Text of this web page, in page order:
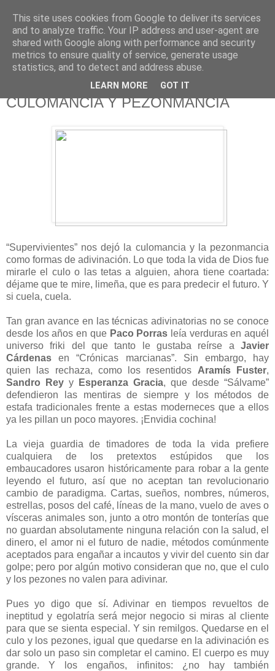
625 RANAS
LA TELEVISIÓN DESDE EL PUNTO DE VISTA BATRACIO
CULOMANCIA Y PEZONMANCIA
“Supervivientes” nos dejó la culomancia y la pezonmancia
como formas de adivinación. Lo que toda la vida de Dios fue
mirarle el culo o las tetas a alguien, ahora tiene coartada:
déjame que te mire, limeña, que es para predecir el futuro. Y
si cuela, cuela.
Tan gran avance en las técnicas adivinatorias no se conoce
desde los años en que Paco Porras leía verduras en aquél
universo friki del que tanto le gustaba reírse a Javier
Cárdenas en “Crónicas marcianas”. Sin embargo, hay
quien las rechaza, como los resentidos Aramís Fuster,
Sandro Rey y Esperanza Gracia, que desde “Sálvame”
defendieron las mentiras de siempre y los métodos de
estafa tradicionales frente a estas moderneces que a ellos
ya les pillan un poco mayores. ¡Envidia cochina!
La vieja guardia de timadores de toda la vida prefiere
cualquiera de los pretextos estúpidos que los
embaucadores usaron históricamente para robar a la gente
leyendo el futuro, así que no aceptan tan revolucionario
cambio de paradigma. Cartas, sueños, nombres, números,
estrellas, posos del café, líneas de la mano, vuelo de aves o
vísceras animales son, junto a otro montón de tonterías que
no guardan absolutamente ninguna relación con la salud, el
dinero, el amor ni el futuro de nadie, métodos comúnmente
aceptados para engañar a incautos y vivir del cuento sin dar
golpe; pero por algún motivo consideran que no, que el culo
y los pezones no valen para adivinar.
Pues yo digo que sí. Adivinar en tiempos revueltos de
ineptitud y egolatría será mejor negocio si miras al cliente
para que se sienta especial. Y sin remilgos. Quedarse en el
culo y los pezones, igual que quedarse en la adivinación es
dar solo un paso sin completar el camino. El cuerpo es muy
grande. Y los engaños, infinitos: ¿no hay también
This site uses cookies from Google to deliver its services
and to analyze traffic. Your IP address and user-agent are
shared with Google along with performance and security
metrics to ensure quality of service, generate usage
statistics, and to detect and address abuse.
LEARN MORE GOT IT